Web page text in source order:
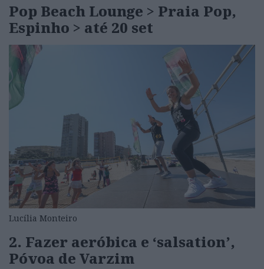
Pop Beach Lounge > Praia Pop,
Espinho > até 20 set
Lucília Monteiro
2. Fazer aeróbica e ‘salsation’,
Póvoa de Varzim